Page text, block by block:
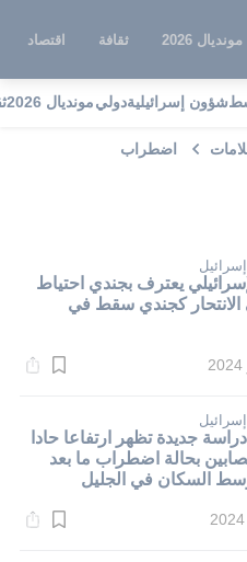
مونديال 2026 ثقافة اقتصاد
شؤون إسرائيليةدوليمونديال 2026
اضطراب
يعترف بجندي احتياط
الانتحار كجندي سقط في
جديدة تظهر ارتفاعا حادا
بحالة اضطراب ما بعد
السكان في الجليل